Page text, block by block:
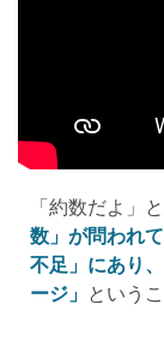
「約数だよ」
数」が問われ
不足」にあり
ージ」
という